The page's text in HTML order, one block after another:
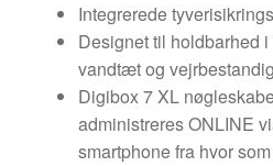
Integrerede
Designet til holdbarhed
vandtæt og
Digibox 7 XL
administreres ONLINE
smartphone fra hvor